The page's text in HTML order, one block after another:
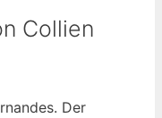
Collien
Der